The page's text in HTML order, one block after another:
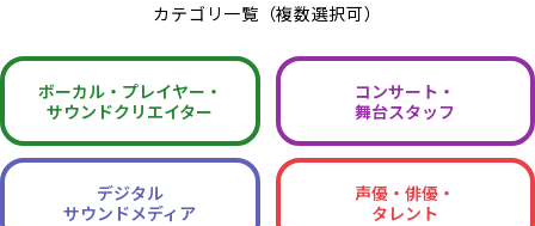
カテゴリ一覧（複数選択可）
ボーカル・ プレイヤー・
サウンドクリエイター
コンサート・
舞台スタッフ
デジタル
サウンドメディア
声優・俳優・
タレント